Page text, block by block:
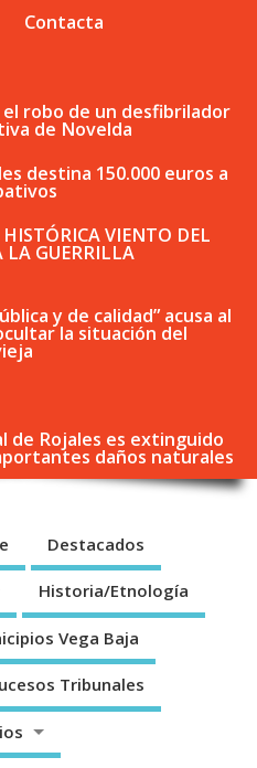
Contacta
robo de un desfibrilador
de Novelda
destina 150.000 euros a
VIENTO DEL
LA GUERRILLA
y de calidad” acusa al
la situación del
de Rojales es extinguido
daños naturales
Destacados
Historia/Etnología
Vega Baja
Tribunales